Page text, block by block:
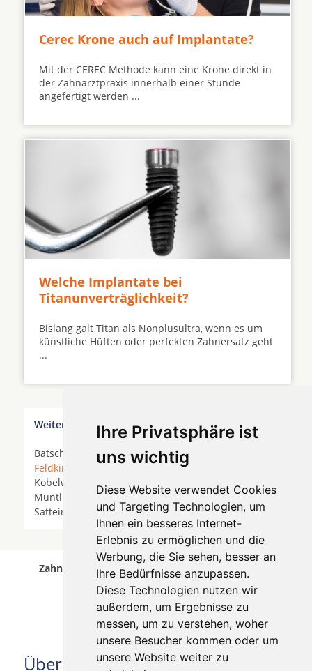
Ihre Privatsphäre ist
uns wichtig
Diese Website verwendet Cookies
und Targeting Technologien, um
Ihnen ein besseres Internet-
Erlebnis zu ermöglichen und die
Werbung, die Sie sehen, besser an
Ihre Bedürfnisse anzupassen.
Diese Technologien nutzen wir
außerdem, um Ergebnisse zu
messen, um zu verstehen, woher
unsere Besucher kommen oder um
unsere Website weiter zu
Cerec Krone auch auf Implantate?
Mit der CEREC Methode kann eine Krone direkt in
der Zahnarztpraxis innerhalb einer Stunde
angefertigt werden ...
Welche Implantate bei
Titanunverträglichkeit?
Bislang galt Titan als Nonplusultra, wenn es um
künstliche Hüften oder perfekten Zahnersatz geht
...
Weitere Orte in der Nähe von Feldkirch
Batschuns * Brederis * Buchebrunnen * Dafins *
Feldkirch
* Frastanz * Gurtis * Göfis * Klaus *
Kobelwald * Lienz * Meiningen * Mittelberg *
Muntlix * Rankweil * Röthis * Rüthi * Salez *
Satteins * Sennwald * Sulz * Weiler * Übersaxen *
Zahnersatz, Zahnimplantate Feldkirch wurde am
06 August 2026 aktualisiert.
Über uns